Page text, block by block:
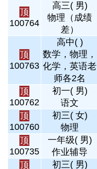
顶
100764
高三( 男)
物理（成绩
差）
顶
100763
高中( )
数学，物理，
化学，英语老
师各2名
顶
100762
初一( 男)
语文
顶
100760
初三( 女)
物理
顶
100735
一年级( 男)
作业辅导
顶
初三( 男)